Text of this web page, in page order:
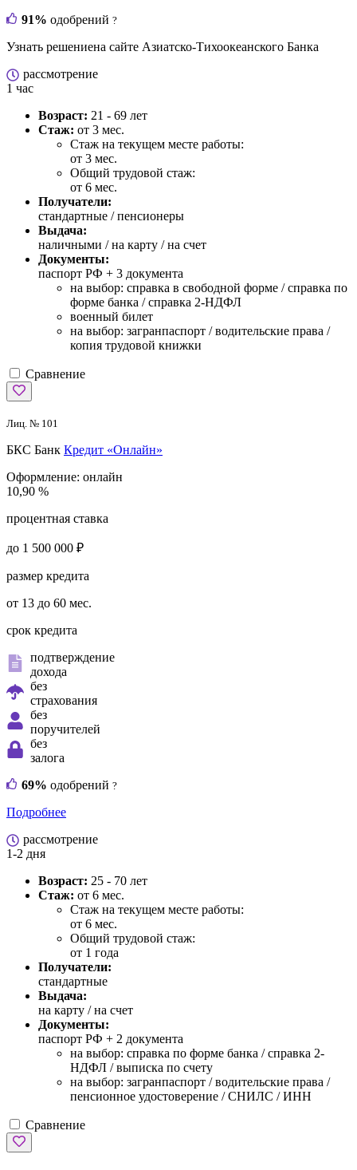
91% одобрений ?
Узнать решениена сайте Азиатско-Тихоокеанского Банка
рассмотрение
1 час
Возраст: 21 - 69 лет
Стаж: от 3 мес.
Стаж на текущем месте работы:
от 3 мес.
Общий трудовой стаж:
от 6 мес.
Получатели:
стандартные / пенсионеры
Выдача:
наличными / на карту / на счет
Документы:
паспорт РФ + 3 документа
на выбор: справка в свободной форме / справка по
форме банка / справка 2-НДФЛ
военный билет
на выбор: загранпаспорт / водительские права /
копия трудовой книжки
Сравнение
Лиц. № 101
БКС Банк Кредит «Онлайн»
Оформление: онлайн
10,90 %
процентная ставка
до 1 500 000 ₽
размер кредита
от 13 до 60 мес.
срок кредита
подтверждение
дохода
без
страхования
без
поручителей
без
залога
69% одобрений ?
Подробнее
рассмотрение
1-2 дня
Возраст: 25 - 70 лет
Стаж: от 6 мес.
Стаж на текущем месте работы:
от 6 мес.
Общий трудовой стаж:
от 1 года
Получатели:
стандартные
Выдача:
на карту / на счет
Документы:
паспорт РФ + 2 документа
на выбор: справка по форме банка / справка 2-
НДФЛ / выписка по счету
на выбор: загранпаспорт / водительские права /
пенсионное удостоверение / СНИЛС / ИНН
Сравнение